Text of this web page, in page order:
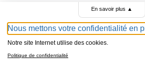
En savoir plus ▲
Nous mettons votre confidentialité en
Notre site Internet utilise des cookies.
Politique de confidentialité